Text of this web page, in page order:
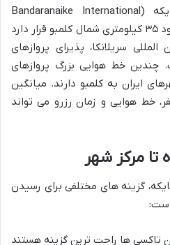
فرودگاه بین المللی باندرانایکه (Bandaranaike International
Airport – CMB) در فاصله حدود ۳۵ کیلومتری شمال کلمبو قرار دارد
سریلانکا، پذیرای پروازهای
خط هوایی بزرگ پروازهای
ایران به کلمبو دارند. میانگین
خط هوایی و زمان رزرو می تواند
تا مرکز شهر
گزینه های مختلفی برای رسیدن
تاکسی ها راحت ترین گزینه هستند